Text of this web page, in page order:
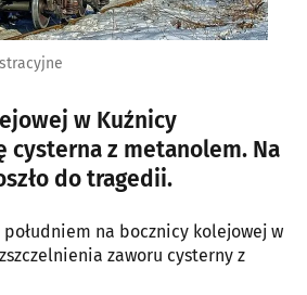
w Kuźnicy
cysterna z metanolem. Na
do tragedii.
na bocznicy kolejowej w
zaworu cysterny z